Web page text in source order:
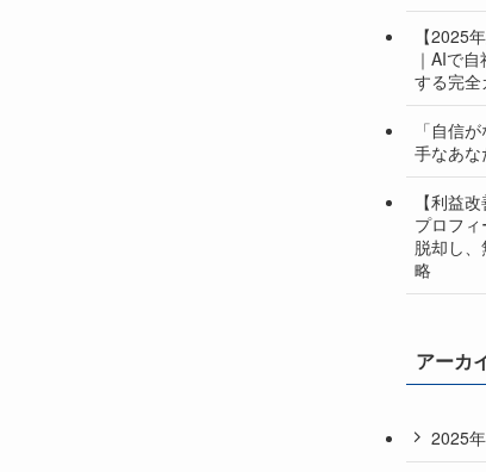
【2025
｜AIで
する完全
「自信
手なあ
【利益
プロフ
脱却し
略
アーカ
2025